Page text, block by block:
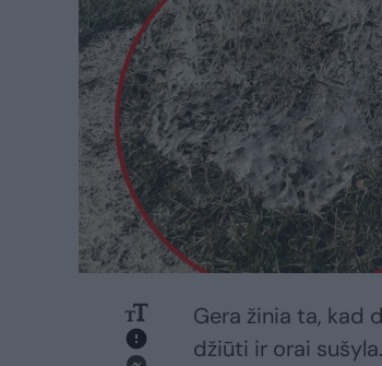
Gera žinia ta, kad
džiūti ir orai